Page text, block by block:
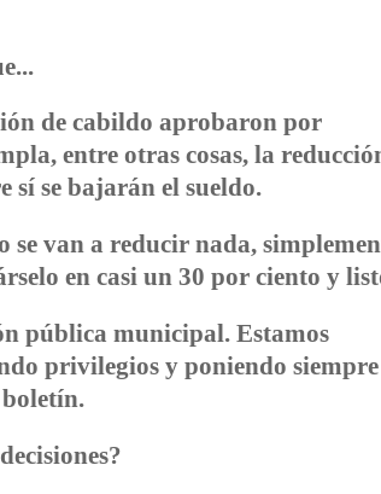
de cabildo aprobaron por
entre otras cosas, la
sí se bajarán el sueldo.
van a reducir nada,
en casi un 30 por ciento y
pública municipal. Estamos
privilegios y poniendo
boletín.